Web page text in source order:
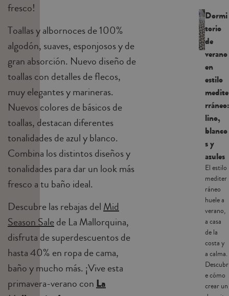
fresco!
Toallas y albornoces de 100%
algodón, suaves, esponjosos y de
gran absorción. Nuevo diseño de
toallas con detalles de flecos,
muy elegantes y marineras.
Nuevos colores de básicos de
toallas, destacan diferentes
tonalidades de azul y blanco.
Combina los distintos diseños y
tonalidades para dar un look más
fresco a tu baño ideal.
Descubre las rebajas delMid
Season Salede La Mallorquina,
disfruta de superdescuentos de
hasta 40% en ropa de cama,
baño y mucho más. ¡Vive esta
primavera-verano conLa
Dormi
torio
de
verano
en
estilo
medite
rráneo:
lino,
blanco
s y
azules
El estilo
mediter
ráneo
huele a
verano,
a casa
de la
costa y
a calma.
Descubr
e cómo
crear un